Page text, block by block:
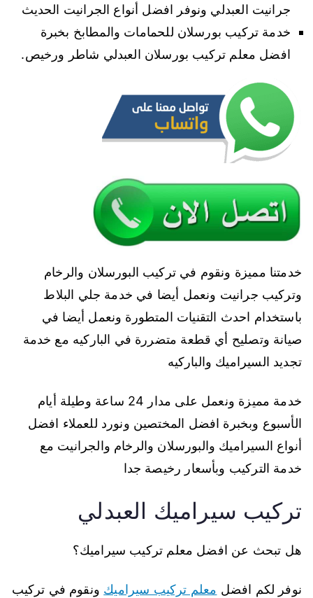
جرانيت العبدلي ونوفر افضل أنواع الجرانيت الحديث
خدمة تركيب بورسلان للحمامات والمطابخ بخبرة
افضل معلم تركيب بورسلان العبدلي شاطر ورخيص.
خدمتنا مميزة ونقوم في تركيب البورسلان والرخام
وتركيب جرانيت ونعمل أيضا في خدمة جلي البلاط
باستخدام احدث التقنيات المتطورة ونعمل أيضا في
صيانة وتصليح أي قطعة متضررة في الباركيه مع خدمة
تجديد السيراميك والباركيه
خدمة مميزة ونعمل على مدار 24 ساعة وطيلة أيام
الأسبوع وبخبرة افضل المختصين ونورد للعملاء افضل
أنواع السيراميك والبورسلان والرخام والجرانيت مع
خدمة التركيب وبأسعار رخيصة جدا
تركيب سيراميك العبدلي
هل تبحث عن افضل معلم تركيب سيراميك؟
نوفر لكم افضل معلم تركيب سيراميك ونقوم في تركيب